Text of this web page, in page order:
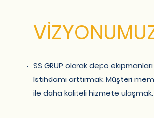
SS GRUP olarak depo
İstihdamı arttırmak. Müşteri
ile daha kaliteli hizmete ulaşmak.